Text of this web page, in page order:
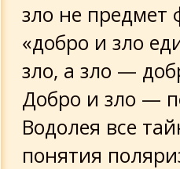
зло не предмет
«добро и зло
зло, а зло —
Добро и зло —
Водолея все
понятия